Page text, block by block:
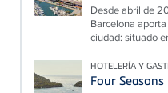
Desde abril de
Barcelona
ciudad: situado
HOTELERÍA Y
Four